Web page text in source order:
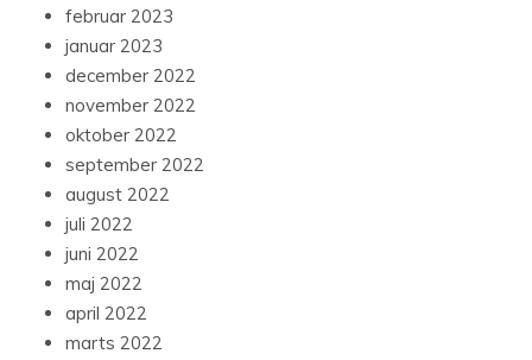
februar 2023
januar 2023
december 2022
november 2022
oktober 2022
september 2022
august 2022
juli 2022
juni 2022
maj 2022
april 2022
marts 2022